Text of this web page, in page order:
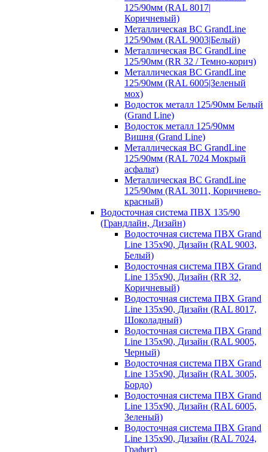
125/90мм (RAL 8017|
Коричневый)
Металлическая ВС GrandLine
125/90мм (RAL 9003|Белый)
Металлическая ВС GrandLine
125/90мм (RR 32 / Темно-корич)
Металлическая ВС GrandLine
125/90мм (RAL 6005|Зеленый
мох)
Водосток металл 125/90мм Белый
(Grand Line)
Водосток металл 125/90мм
Вишня (Grand Line)
Металлическая ВС GrandLine
125/90мм (RAL 7024 Мокрый
асфальт)
Металлическая ВС GrandLine
125/90мм (RAL 3011, Коричнево-
красный)
Водосточная система ПВХ 135/90
(Грандлайн, Дизайн)
Водосточная система ПВХ Grand
Line 135х90, Дизайн (RAL 9003,
Белый)
Водосточная система ПВХ Grand
Line 135х90, Дизайн (RR 32,
Коричневый)
Водосточная система ПВХ Grand
Line 135х90, Дизайн (RAL 8017,
Шоколадный)
Водосточная система ПВХ Grand
Line 135х90, Дизайн (RAL 9005,
Черный)
Водосточная система ПВХ Grand
Line 135х90, Дизайн (RAL 3005,
Бордо)
Водосточная система ПВХ Grand
Line 135х90, Дизайн (RAL 6005,
Зеленый)
Водосточная система ПВХ Grand
Line 135х90, Дизайн (RAL 7024,
Графит)